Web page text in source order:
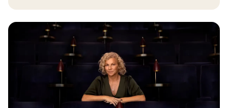
mer medvetna, regelverken skärps och konkurrensen om
rätt kompetens förändras räcker det inte längre att säga
att alla är välkomna. Arbetsgivare behöver kunna visa vad
det betyder i praktiken.